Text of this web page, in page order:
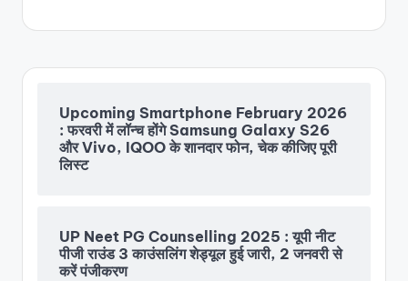
Upcoming Smartphone February 2026
: फरवरी में लॉन्च होंगे Samsung Galaxy S26
और Vivo, IQOO के शानदार फोन, चेक कीजिए पूरी
लिस्ट
UP Neet PG Counselling 2025 : यूपी नीट
पीजी राउंड 3 काउंसलिंग शेड्यूल हुई जारी, 2 जनवरी से
करें पंजीकरण